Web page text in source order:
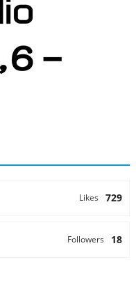
729
Likes
18
Followers